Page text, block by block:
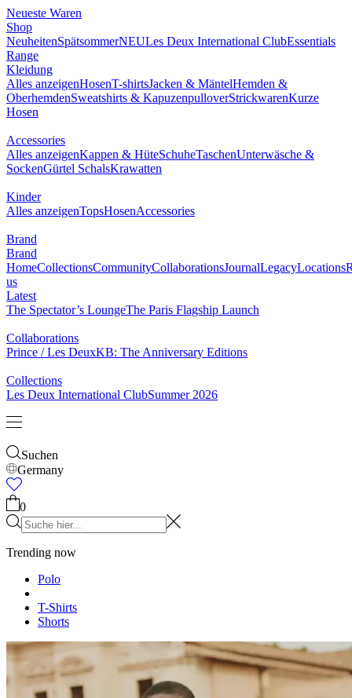
Neueste Waren
Shop
NeuheitenSpätsommerNEULes Deux International ClubEssentials
Range
Kleidung
Alles anzeigenHosenT-shirtsJacken & MäntelHemden &
OberhemdenSweatshirts & KapuzenpulloverStrickwarenKurze
Hosen
Accessories
Alles anzeigenKappen & HüteSchuheTaschenUnterwäsche &
SockenGürtel SchalsKrawatten
Kinder
Alles anzeigenTopsHosenAccessories
Brand
Brand
HomeCollectionsCommunityCollaborationsJournalLegacyLocations
us
Latest
The Spectator’s LoungeThe Paris Flagship Launch
Collaborations
Prince / Les DeuxKB: The Anniversary Editions
Collections
Les Deux International ClubSummer 2026
Suchen
Germany
0
Trending now
Polo
T-Shirts
Shorts